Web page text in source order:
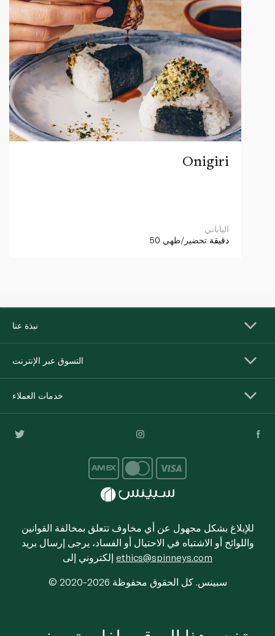
Onigiri
الياباني
50 دقيقة تحضير/طهي
نبذة عنا
التسوق عبر الإنترنت
خدمات العملاء
للإبلاغ بشكل مجهول عن أي مخاوف تتعلق بمخالفة القوانين
واللوائح أو الاشتباه في الاحتيال أو الفساد، يرجى إرسال بريد
ethics@spinneys.com
© 2020-2026 سبينس. كل الحقوق محفوظة